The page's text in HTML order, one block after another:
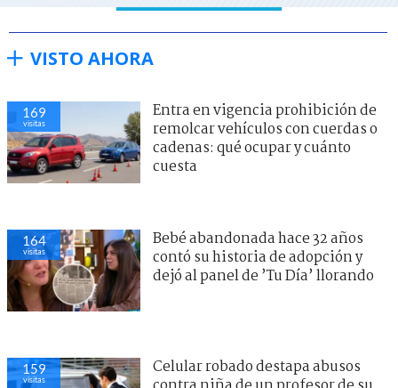
VISTO AHORA
169
visitas
Entra en vigencia prohibición de
remolcar vehículos con cuerdas o
cadenas: qué ocupar y cuánto
cuesta
164
visitas
Bebé abandonada hace 32 años
contó su historia de adopción y
dejó al panel de ’Tu Día’ llorando
159
visitas
Celular robado destapa abusos